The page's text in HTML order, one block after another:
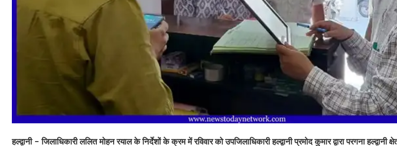
हल्द्वानी - जिलाधिकारी ललित मोहन रयाल के निर्देशों के क्रम में रविवार को उपजिलाधिकारी हल्द्वानी प्रमोद कुमार द्वारा परगना हल्द्वानी